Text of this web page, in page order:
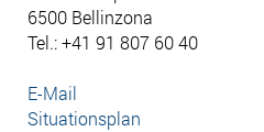
6500 Bellinzona
Tel.: +41 91 807 60 40
E-Mail
Situationsplan